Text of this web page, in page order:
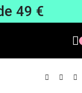
49 €